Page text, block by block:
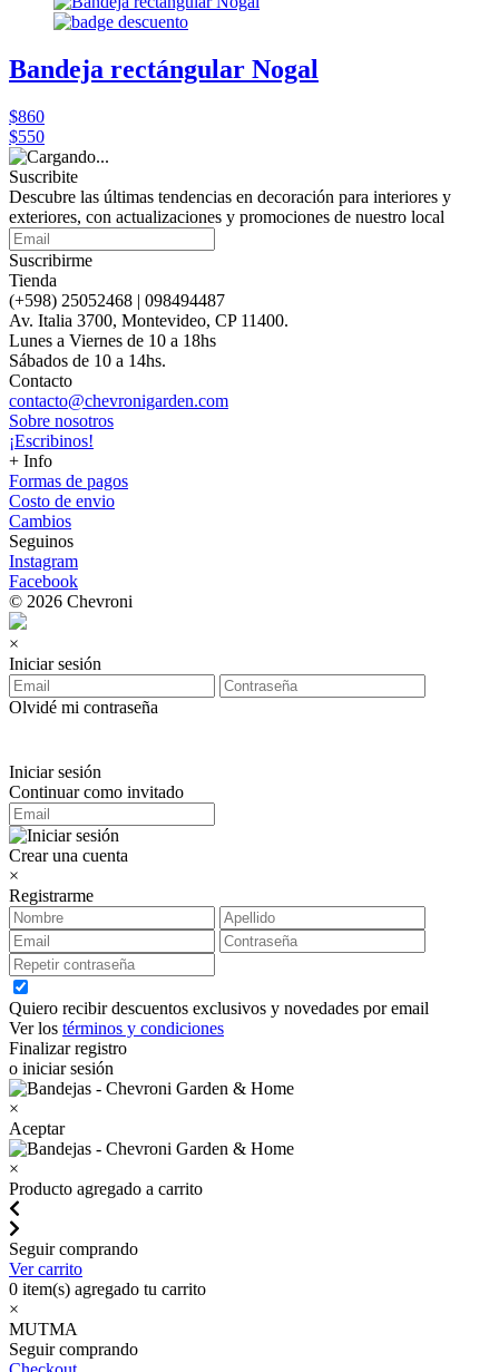
Bandeja rectángular Nogal
$860
$550
Suscribite
Descubre las últimas tendencias en decoración para interiores y
exteriores, con actualizaciones y promociones de nuestro local
Suscribirme
Tienda
(+598) 25052468 | 098494487
Av. Italia 3700, Montevideo, CP 11400.
Lunes a Viernes de 10 a 18hs
Sábados de 10 a 14hs.
Contacto
contacto@chevronigarden.com
Sobre nosotros
¡Escribinos!
+ Info
Formas de pagos
Costo de envio
Cambios
Seguinos
Instagram
Facebook
© 2026 Chevroni
×
Iniciar sesión
Olvidé mi contraseña
Iniciar sesión
Continuar como invitado
Crear una cuenta
×
Registrarme
Quiero recibir descuentos exclusivos y novedades por email
Ver los términos y condiciones
Finalizar registro
o iniciar sesión
×
Aceptar
×
Producto agregado a carrito
Seguir comprando
Ver carrito
0 item(s) agregado tu carrito
×
MUTMA
Seguir comprando